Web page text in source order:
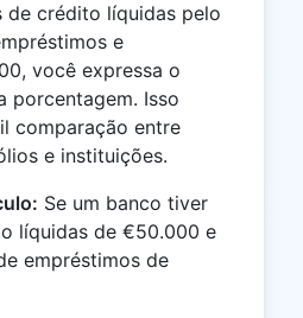
de crédito líquidas pelo
e
você expressa o
porcentagem. Isso
comparação entre
e instituições.
Se um banco tiver
líquidas de €50.000 e
empréstimos de